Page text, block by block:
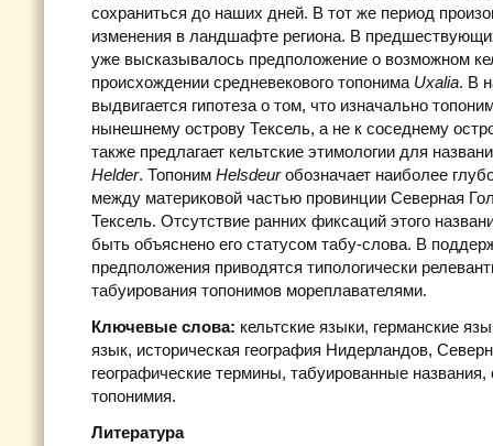
сохраниться до наших дней. В тот же период
изменения в ландшафте региона. В
уже высказывалось предположение о возможном
происхождении средневекового топонима Uxalia. В
выдвигается гипотеза о том, что изначально
нынешнему острову Тексель, а не к соседнему
также предлагает кельтские этимологии для
Helder. Топоним Helsdeurобозначает наиболее
между материковой частью провинции Северная
Тексель. Отсутствие ранних фиксаций этого
быть объяснено его статусом табу-слова. В
предположения приводятся типологически
табуирования топонимов мореплавателями.
Ключевые слова: кельтские языки, германские
язык, историческая география Нидерландов,
географические термины, табуированные названия,
топонимия.
Литература